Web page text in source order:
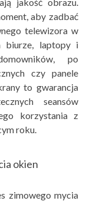
jakość obrazu.
aby zadbać
telewizora w
biurze, laptopy i
po
czy panele
to gwarancja
seansów
korzystania z
roku.
okien
zimowego mycia